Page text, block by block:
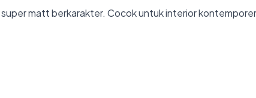
matt berkarakter. Cocok untuk interior